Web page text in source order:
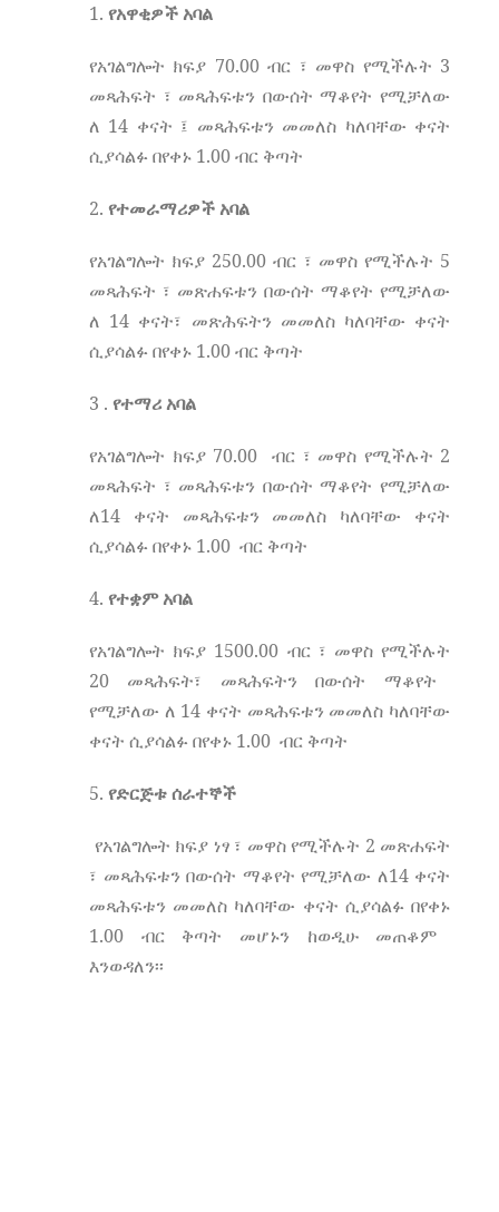
1. የአዋቂዎች አባል
የአገልግሎት ክፍያ 70.00 ብር ፣ መዋስ የሚችሉት 3
መጻሕፍት ፣ መጻሕፍቱን በውሰት ማቆየት የሚቻለው
ለ 14 ቀናት ፤ መጻሕፍቱን መመለስ ካለባቸው ቀናት
ሲያሳልፉ በየቀኑ 1.00 ብር ቅጣት
2. የተመራማሪዎች አባል
የአገልግሎት ክፍያ 250.00 ብር ፣ መዋስ የሚችሉት 5
መጻሕፍት ፣ መጽሐፍቱን በውሰት ማቆየት የሚቻለው
ለ 14 ቀናት፣ መጽሕፍትን መመለስ ካለባቸው ቀናት
ሲያሳልፉ በየቀኑ 1.00 ብር ቅጣት
3 . የተማሪ አባል
የአገልግሎት ክፍያ70.00 ብር ፣ መዋስ የሚችሉት 2
መጻሕፍት ፣ መጻሕፍቱን በውሰት ማቆየት የሚቻለው
ለ14 ቀናት መጻሕፍቱን መመለስ ካለባቸው
ቀናት
ሲያሳልፉ በየቀኑ 1.00 ብር ቅጣት
4. የተቋም አባል
የአገልግሎት ክፍያ 1500.00 ብር ፣ መዋስ የሚችሉት
20 መጻሕፍት፣ መጻሕፍትን በውሰት
ማቆየት
የሚቻለው ለ 14 ቀናት መጻሕፍቱን መመለስ ካለባቸው
ቀናት ሲያሳልፉ በየቀኑ 1.00 ብር ቅጣት
5. የድርጅቱ ሰራተኞች
የአገልግሎት ክፍያ ነፃ ፣ መዋስ የሚችሉት 2 መጽሐፍት
፣ መጻሕፍቱን በውሰት ማቆየት የሚቻለው ለ14 ቀናት
መጻሕፍቱን መመለስ ካለባቸው ቀናት ሲያሳልፉ በየቀኑ
1.00 ብር ቅጣት መሆኑን ከወዲሁ
መጠቆም
እንወዳለን፡፡